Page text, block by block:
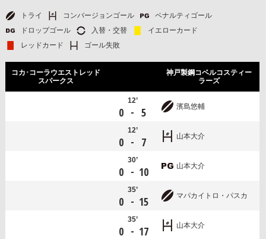
トライ コンバージョンゴール
ペナルティゴール
ドロップゴール
入替・交替
イエローカード
レッドカード
ゴール失敗
コカ･コーラウエストレッド
スパークス
神戸製鋼コベルコスティー
ラーズ
12’
0 - 5 濱島悠輔
12’
0 - 7 山本大介
30’
0 - 10 山本大介
35’
0 - 15 マパカイトロ・パスカ
35’
0 - 17 山本大介